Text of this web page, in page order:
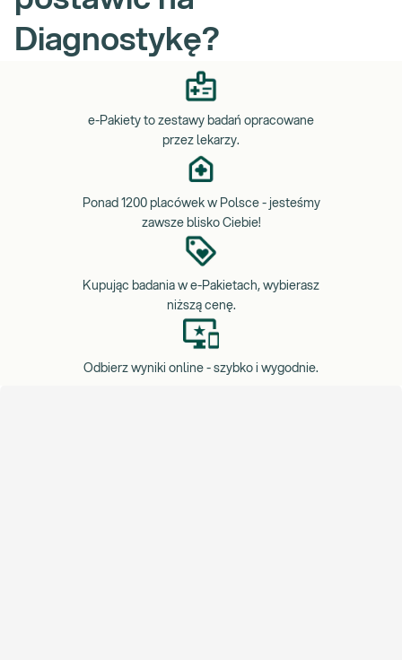
Diagnostykę?
e-Pakiety to zestawy badań opracowane
przez lekarzy.
Ponad 1200 placówek w Polsce - jesteśmy
zawsze blisko Ciebie!
Kupując badania w e-Pakietach, wybierasz
niższą cenę.
Odbierz wyniki online - szybko i wygodnie.